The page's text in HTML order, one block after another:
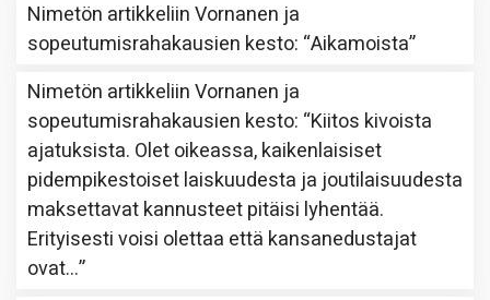
Nimetön artikkeliinVornanen ja
sopeutumisrahakausien kesto: “Aikamoista”
Nimetön artikkeliinVornanen ja
sopeutumisrahakausien kesto: “Kiitos kivoista
ajatuksista. Olet oikeassa, kaikenlaisiset
pidempikestoiset laiskuudesta ja joutilaisuudesta
maksettavat kannusteet pitäisi lyhentää.
Erityisesti voisi olettaa että kansanedustajat
ovat…”